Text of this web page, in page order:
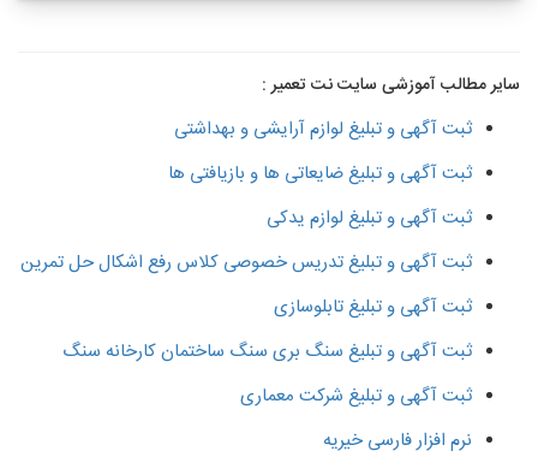
سایر مطالب آموزشی سایت نت تعمیر :
ثبت آگهی و تبلیغ لوازم آرایشی و بهداشتی
ثبت آگهی و تبلیغ ضایعاتی ها و بازیافتی ها
ثبت آگهی و تبلیغ لوازم یدکی
ثبت آگهی و تبلیغ تدریس خصوصی کلاس رفع اشکال حل تمرین
ثبت آگهی و تبلیغ تابلوسازی
ثبت آگهی و تبلیغ سنگ بری سنگ ساختمان کارخانه سنگ
ثبت آگهی و تبلیغ شرکت معماری
نرم افزار فارسی خیریه